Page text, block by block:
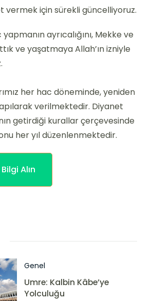
vermek için sürekli güncelliyoruz.
ayrıcalığını, Mekke ve
ve yaşatmaya Allah’ın izniyle
her hac döneminde, yeniden
verilmektedir. Diyanet
getirdiği kurallar çerçevesinde
her yıl düzenlenmektedir.
Alın
Genel
Umre: Kalbin Kâbe’ye
Yolculuğu